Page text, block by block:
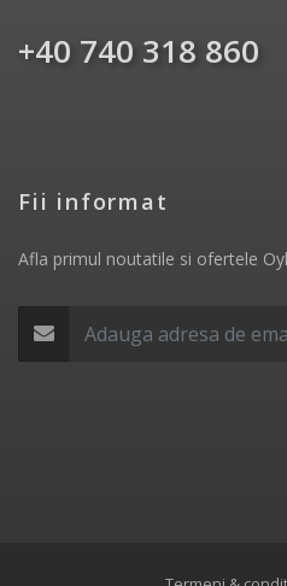
+40 740 318 860
Fii informat
Afla primul noutatile si ofertele